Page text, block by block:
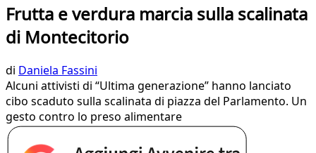
Frutta e verdura marcia sulla scalinata
di Montecitorio
di Daniela Fassini
Alcuni attivisti di “Ultima generazione” hanno lanciato
cibo scaduto sulla scalinata di piazza del Parlamento. Un
gesto contro lo preso alimentare